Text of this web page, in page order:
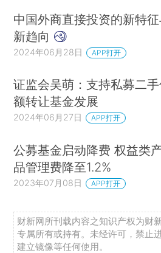
中国外商直接投资的新特
新趋向
2024年06月28日 APP打开
证监会吴萌：支持私募二
额转让基金发展
2024年06月27日 APP打开
公募基金启动降费 权益类
品管理费降至1.2%
2023年07月08日 APP打开
财新网所刊载内容之知识产权为财
专属所有或持有。未经许可，禁止
建立镜像等任何使用。